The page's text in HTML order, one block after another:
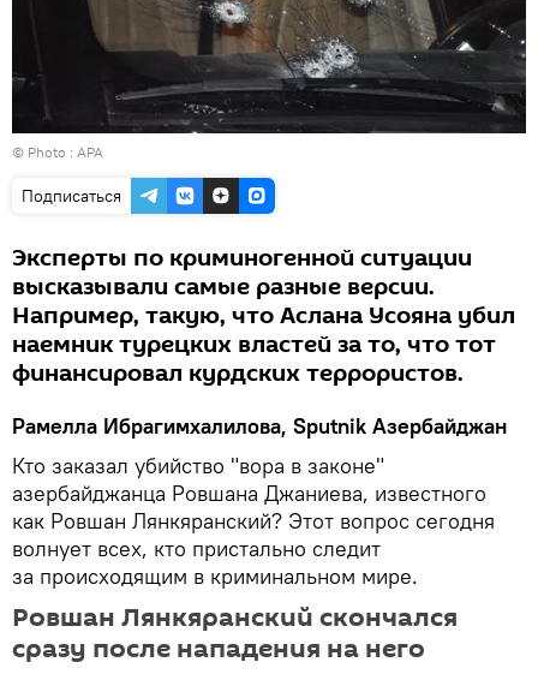
© Photo : APA
Подписаться
Эксперты по криминогенной ситуации
высказывали самые разные версии.
Например, такую, что Аслана Усояна убил
наемник турецких властей за то, что тот
финансировал курдских террористов.
Рамелла Ибрагимхалилова, Sputnik Азербайджан
Кто заказал убийство "вора в законе"
азербайджанца Ровшана Джаниева, известного
как Ровшан Лянкяранский? Этот вопрос сегодня
волнует всех, кто пристально следит
за происходящим в криминальном мире.
Ровшан Лянкяранский скончался
сразу после нападения на него